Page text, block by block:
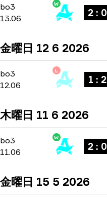
bo3
bo3
13.06
W
2 : 0
金曜日 12 6 2026
bo3
bo3
12.06
L
1 : 2
木曜日 11 6 2026
bo3
bo3
11.06
W
2 : 0
金曜日 15 5 2026